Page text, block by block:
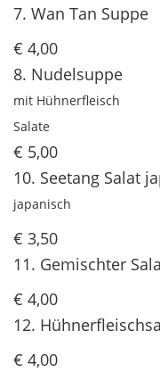
7. Wan Tan Suppe
€ 4,00
8. Nudelsuppe
mit Hühnerfleisch
Salate
€ 5,00
10. Seetang Salat
japanisch
€ 3,50
11. Gemischter
€ 4,00
12.
€ 4,00